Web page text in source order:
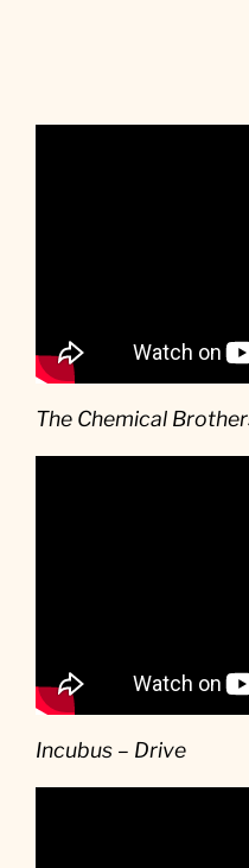
The Chemical
Incubus – Drive